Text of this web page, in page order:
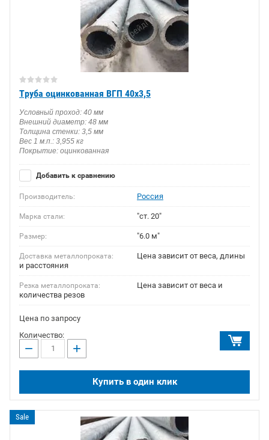
Труба оцинкованная ВГП 40х3,5
Условный проход: 40 мм
Внешний диаметр: 48 мм
Толщина стенки: 3,5 мм
Вес 1 м.п.: 3,955 кг
Покрытие: оцинкованная
Добавить к сравнению
Производитель: Россия
Марка стали: "ст. 20"
Размер: "6.0 м"
Доставка металлопроката:
Цена зависит от веса, длины
и расстояния
Резка металлопроката:
Цена зависит от веса и
количества резов
Цена по запросу
Количество:
− +
Купить в один клик
Sale